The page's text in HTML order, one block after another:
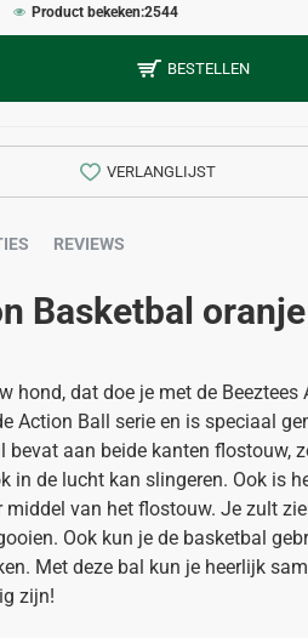
Product bekeken:2544
BESTELLEN
VERLANGLIJST
REVIEWS
Basketbal
hond, dat doe je met de Beeztees
Action Ball serie en is speciaal
bevat aan beide kanten flostouw,
in de lucht kan slingeren. Ook is
van het flostouw. Je zult
Ook kun je de basketbal
Met deze bal kun je heerlijk
zijn!